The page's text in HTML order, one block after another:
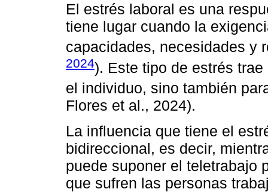
El estrés laboral es una
tiene lugar cuando la
capacidades, necesidades y
2024). Este tipo de estrés
el individuo, sino también
Flores et al., 2024).
La influencia que tiene el
bidireccional, es decir,
puede suponer el teletrabajo
que sufren las personas